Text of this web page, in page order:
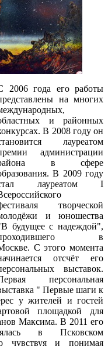
2006 года его работы
на многих
и районных
В 2008 году он
лауреатом
администрации
в сфере
В 2009 году
лауреатом I
творческой
и юношества
будущее с надеждой",
в
С этого момента
отсчёт его
выставок.
персональная
" Первые шаги к
у жителей и гостей
площадкой для
Максима. В 2011 его
в Псковском
чувствуя и понимая